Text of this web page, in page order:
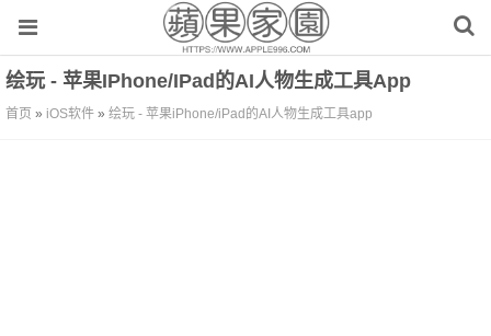
绘玩 - 苹果iPhone/iPad的AI人物生成工具app
首页 » iOS软件 » 绘玩 - 苹果iPhone/iPad的AI人物生成工具app